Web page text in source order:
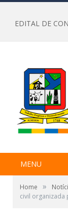
EDITAL DE
MENU
Home »
civil organizada